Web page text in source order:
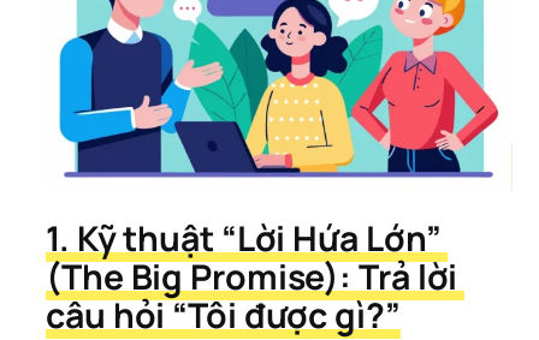
1. Kỹ thuật “Lời Hứa Lớn”
(The Big Promise): Trả lời
câu hỏi “Tôi được gì?”